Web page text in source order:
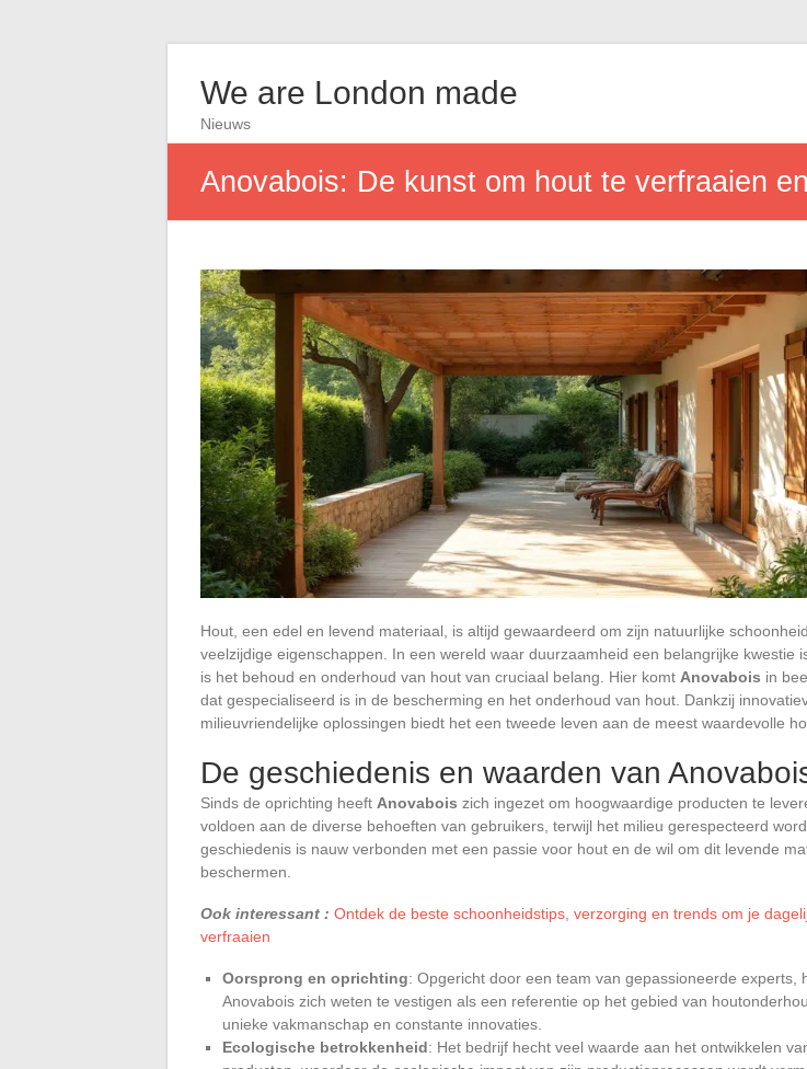
We are London made
Nieuws
Anovabois: De kunst om hout te verfraaien
Hout, een edel en levend materiaal, is altijd gewaardeerd om zijn natuurlijke
veelzijdige eigenschappen. In een wereld waar duurzaamheid een belangrijke kwestie
is het behoud en onderhoud van hout van cruciaal belang. Hier komt Anovabois in
dat gespecialiseerd is in de bescherming en het onderhoud van hout. Dankzij
milieuvriendelijke oplossingen biedt het een tweede leven aan de meest waardevolle
De geschiedenis en waarden van
Sinds de oprichting heeft Anovabois zich ingezet om hoogwaardige producten te
voldoen aan de diverse behoeften van gebruikers, terwijl het milieu gerespecteerd
geschiedenis is nauw verbonden met een passie voor hout en de wil om dit levende
beschermen.
Ook interessant : Ontdek de beste schoonheidstips, verzorging en trends om je
verfraaien
Oorsprong en oprichting: Opgericht door een team van gepassioneerde experts,
Anovabois zich weten te vestigen als een referentie op het gebied van
unieke vakmanschap en constante innovaties.
Ecologische betrokkenheid: Het bedrijf hecht veel waarde aan het ontwikkelen